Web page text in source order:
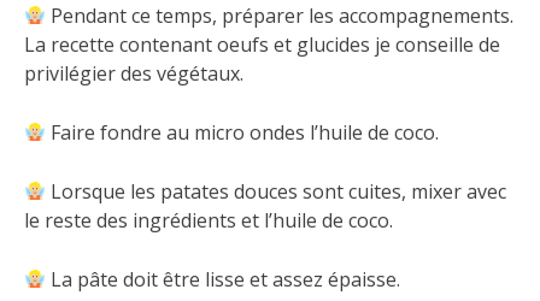
Pendant ce temps, préparer les accompagnements.
La recette contenant oeufs et glucides je conseille de
privilégier des végétaux.
Faire fondre au micro ondes l’huile de coco.
Lorsque les patates douces sont cuites, mixer avec
le reste des ingrédients et l’huile de coco.
La pâte doit être lisse et assez épaisse.